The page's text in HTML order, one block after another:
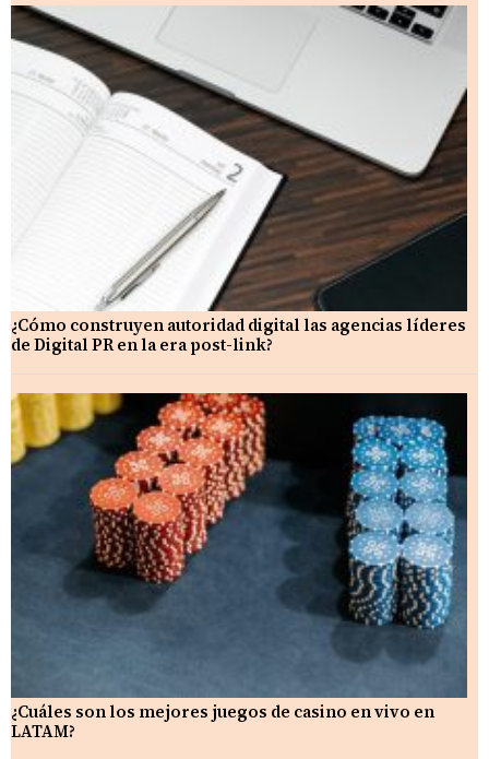
¿Cómo construyen autoridad digital las agencias líderes
de Digital PR en la era post-link?
¿Cuáles son los mejores juegos de casino en vivo en
LATAM?